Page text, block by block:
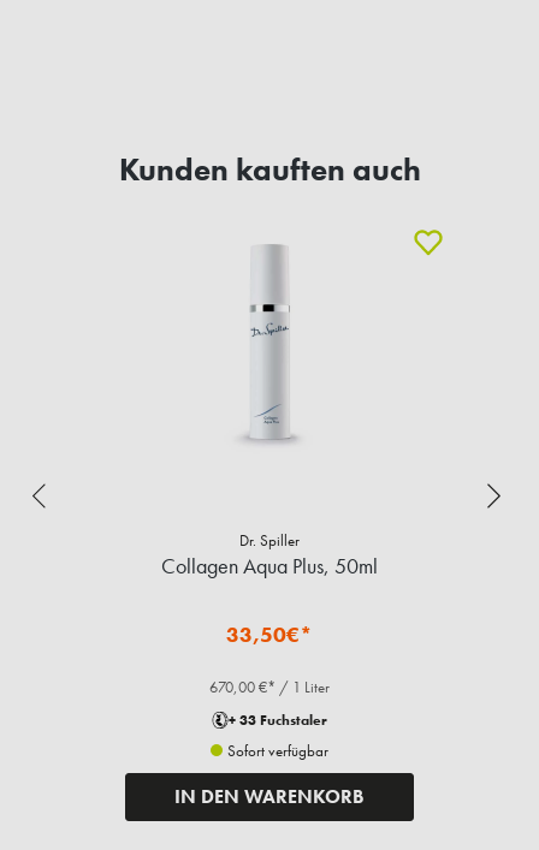
Kunden kauften auch
Dr. Spiller
Collagen Aqua Plus, 50ml
33,50€*
670,00 €* / 1 Liter
+ 33 Fuchstaler
Sofort verfügbar
IN DEN WARENKORB